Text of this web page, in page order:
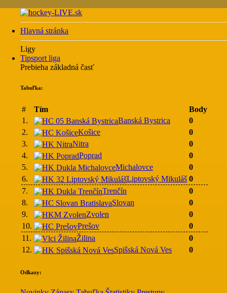
Hlavná stránka
Ligy
Tipsport liga
Prebieha základná časť
Tabuľka:
# Tím
Body
1.
Banská Bystrica
0
2.
Košice
0
3.
Nitra
0
4.
Poprad
0
5.
Michalovce
0
6.
Liptovský Mikuláš 0
7.
Trenčín
0
8.
Slovan
0
9.
Zvolen
0
10.
Prešov
0
11.
Žilina
0
12.
Spišská Nová Ves 0
Odkazy: